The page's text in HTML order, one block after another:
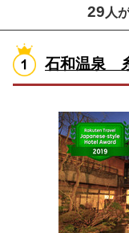
29 人
石和温泉